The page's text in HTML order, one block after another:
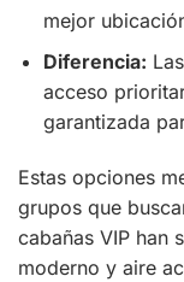
mejor
Diferencia:
acceso
garantizada
Estas opciones
grupos que
cabañas VIP han
moderno y aire